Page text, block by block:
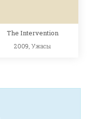
The Intervention
2009,Ужасы